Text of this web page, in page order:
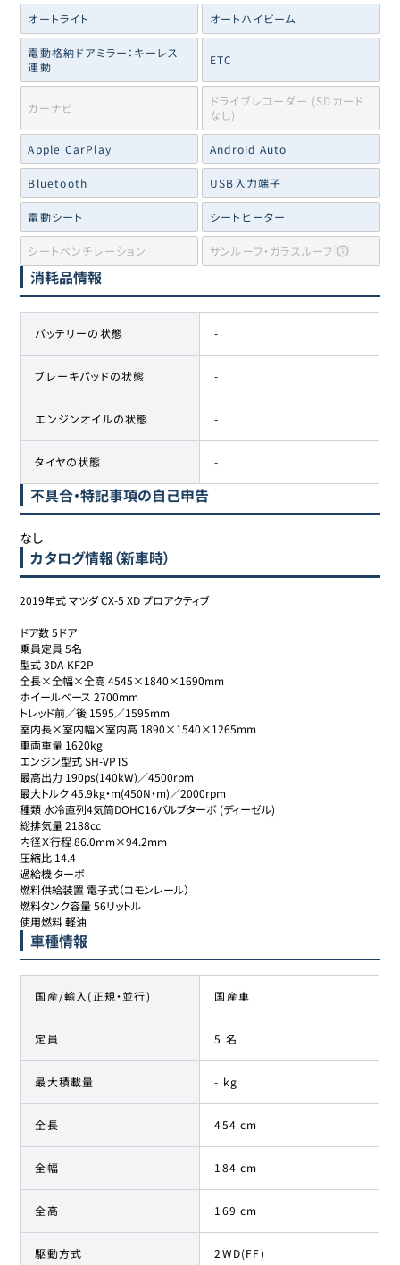
オートライト オートハイビーム
電動格納ドアミラー：キーレス
連動
ETC
カーナビ
ドライブレコーダー (SDカード
なし)
Apple CarPlay Android Auto
Bluetooth USB入力端子
電動シート シートヒーター
シートベンチレーション サンルーフ・ガラスルーフ
消耗品情報
バッテリーの状態 -
ブレーキパッドの状態 -
エンジンオイルの状態 -
タイヤの状態 -
不具合・特記事項の自己申告
なし
カタログ情報（新車時）
2019年式 マツダ CX-5 XD プロアクティブ
ドア数 5ドア
乗員定員 5名
型式 3DA-KF2P
全長×全幅×全高 4545×1840×1690mm
ホイールベース 2700mm
トレッド前／後 1595／1595mm
室内長×室内幅×室内高 1890×1540×1265mm
車両重量 1620kg
エンジン型式 SH-VPTS
最高出力 190ps(140kW)／4500rpm
最大トルク 45.9kg・m(450N・m)／2000rpm
種類 水冷直列4気筒DOHC16バルブターボ (ディーゼル)
総排気量 2188cc
内径Ｘ行程 86.0mm×94.2mm
圧縮比 14.4
過給機 ターボ
燃料供給装置 電子式（コモンレール）
燃料タンク容量 56リットル
使用燃料 軽油
車種情報
国産/輸入(正規・並行) 国産車
定員 5 名
最大積載量 - kg
全長 454 cm
全幅 184 cm
全高 169 cm
駆動方式 2WD(FF)